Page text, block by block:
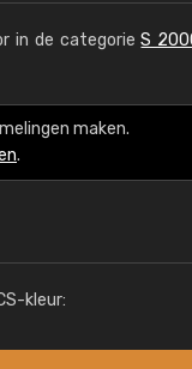
in de categorieS
maken.
.
kleur: